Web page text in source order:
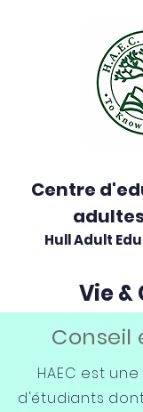
Centre
Hull Adult
Vie &
Conseil
HAEC est
d'étudiants